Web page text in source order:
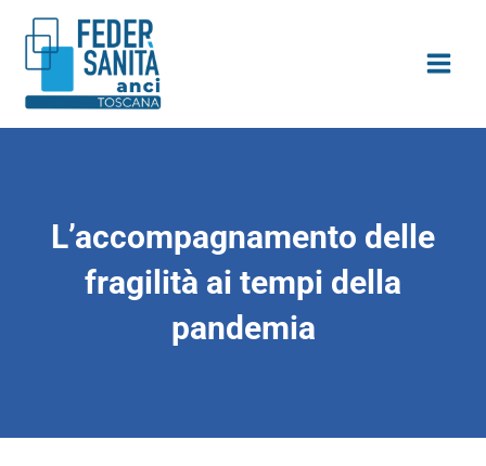
contenuto
contenuto
L’accompagnamento delle
fragilità ai tempi della
pandemia